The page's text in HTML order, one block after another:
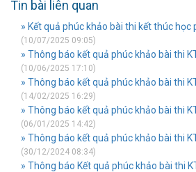
Tin bài liên quan
» Kết quả phúc khảo bài thi kết thúc
(10/07/2025 09:05)
» Thông báo kết quả phúc khảo bài thi
(10/06/2025 17:10)
» Thông báo kết quả phúc khảo bài thi
(14/02/2025 16:29)
» Thông báo kết quả phúc khảo bài thi
(06/01/2025 14:42)
» Thông báo kết quả phúc khảo bài thi
(30/12/2024 08:34)
» Thông báo Kết quả phúc khảo bài thi